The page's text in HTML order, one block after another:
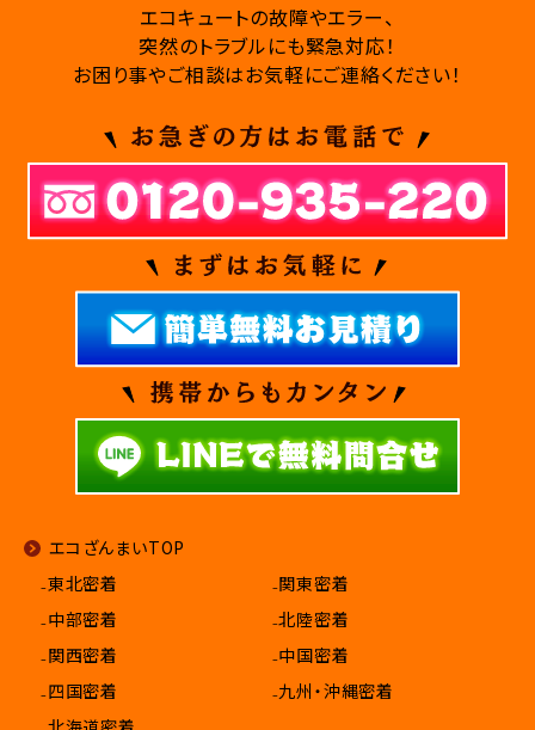
エコキュートの故障やエラー、
突然のトラブルにも緊急対応！
お困り事やご相談はお気軽にご連絡ください！
エコざんまいTOP
₋東北密着
₋関東密着
₋中部密着
₋北陸密着
₋関西密着
₋中国密着
₋四国密着
₋九州・沖縄密着